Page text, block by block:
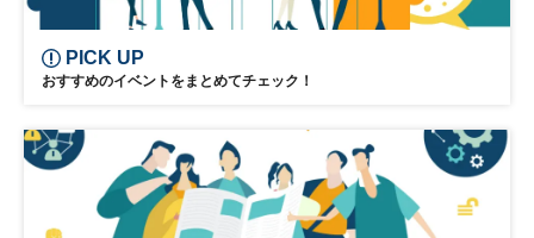
PICK UP
おすすめのイベントをまとめてチェック！